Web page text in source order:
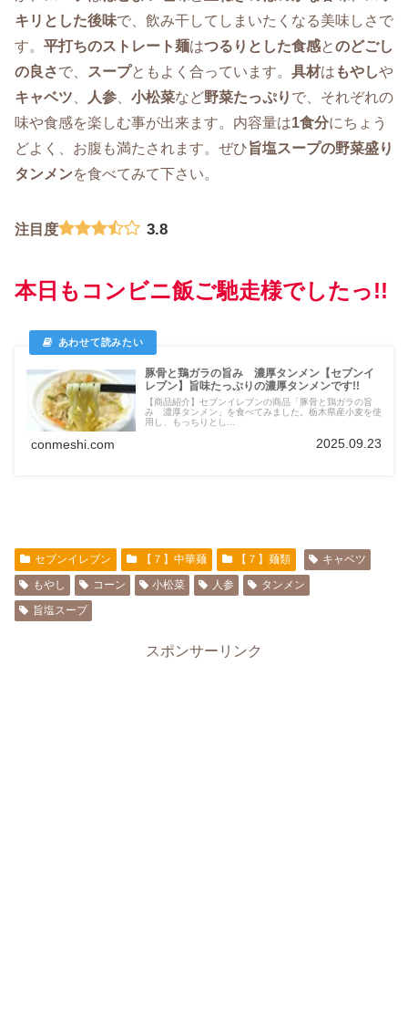
キリとした後味で、飲み干してしまいたくなる美味しさで
す。 平打ちのストレート麺はつるりとした食感とのどごし
の良さで、 スープともよく合っています。 具材は もやしや
キャベツ
人参 小松菜など野菜たっぷり で、それぞれの
味や食感を楽しむ事が出来ます。内容量は1食分にちょう
どよく、お腹も満たされます。ぜひ旨塩スープの野菜盛り
タンメンを食べてみて下さい。
注目度 3.8
本日もコンビニ飯ご馳走様でしたっ!!
豚骨と鶏ガラの旨み 濃厚タンメン【セブンイ
レブン】旨味たっぷりの濃厚タンメンです!!
【商品紹介】セブンイレブンの商品「豚骨と鶏ガラの旨
み 濃厚タンメン」を食べてみました。栃木県産小麦を使
用し、もっちりとし...
conmeshi.com 2025.09.23
セブンイレブン 【７】中華麺 【７】麺類
キャベツ
もやし
コーン 小松菜 人参
タンメン
旨塩スープ
スポンサーリンク